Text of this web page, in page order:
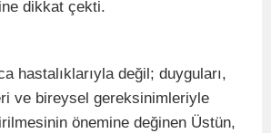
dikkat çekti.
hastalıklarıyla değil; duyguları,
ve bireysel gereksinimleriyle
önemine değinen Üstün,